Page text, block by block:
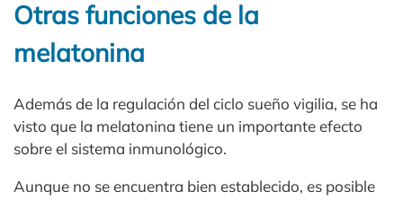
Otras funciones de la
melatonina
Además de la regulación del ciclo sueño vigilia, se ha
visto que la melatonina tiene un importante efecto
sobre el sistema inmunológico.
Aunque no se encuentra bien establecido, es posible